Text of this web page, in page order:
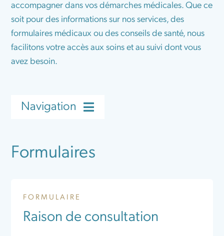
Outils
Carrières
accompagner dans vos démarches médicales. Que ce
soit pour des informations sur nos services, des
formulaires médicaux ou des conseils de santé, nous
facilitons votre accès aux soins et au suivi dont vous
avez besoin.
Navigation
Procédure
Formulaires
FORMULAIRE
Raison de consultation